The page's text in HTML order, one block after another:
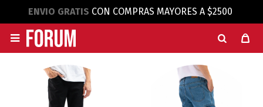
ENVIO GRATIS CON COMPRAS MAYORES A $2500
